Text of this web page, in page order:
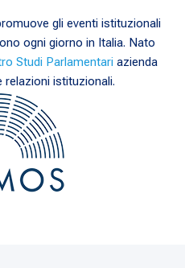
gli eventi istituzionali
ogni giorno in Italia. Nato
Studi Parlamentari azienda
relazioni istituzionali.